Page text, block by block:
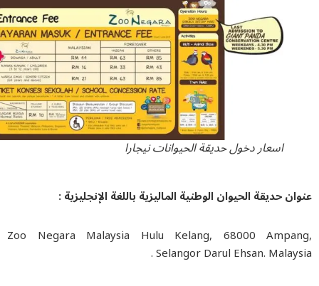
اسعار دخول حديقة الحيوانات نيجارا
حديقة الحيوان الوطنية الماليزية باللغة الإنجليزية :
Zoo Negara Malaysia Hulu Kelang, 68000
Selangor Darul Ehsan.